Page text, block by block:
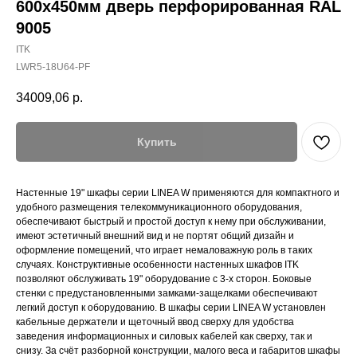
600х450мм дверь перфорированная RAL
9005
ITK
LWR5-18U64-PF
34009,06 р.
Купить
Настенные 19" шкафы серии LINEA W применяются для компактного и
удобного размещения телекоммуникационного оборудования,
обеспечивают быстрый и простой доступ к нему при обслуживании,
имеют эстетичный внешний вид и не портят общий дизайн и
оформление помещений, что играет немаловажную роль в таких
случаях. Конструктивные особенности настенных шкафов ITK
позволяют обслуживать 19" оборудование с 3-х сторон. Боковые
стенки с предустановленными замками-защелками обеспечивают
легкий доступ к оборудованию. В шкафы серии LINEA W установлен
кабельные держатели и щеточный ввод сверху для удобства
заведения информационных и силовых кабелей как сверху, так и
снизу. За счёт разборной конструкции, малого веса и габаритов шкафы